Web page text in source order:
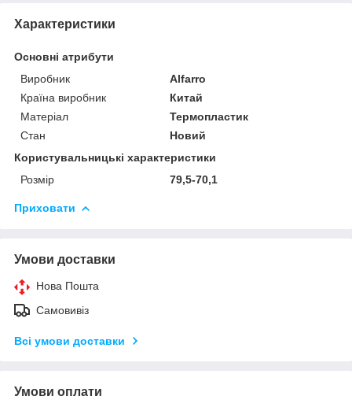
Характеристики
Основні атрибути
Виробник
Alfarro
Країна виробник
Китай
Матеріал
Термопластик
Стан
Новий
Користувальницькі характеристики
Розмір
79,5-70,1
Приховати
Умови доставки
Нова Пошта
Самовивіз
Всі умови доставки
Умови оплати